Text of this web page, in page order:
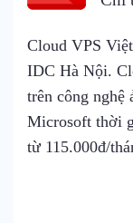
Cloud VPS
IDC Hà Nội.
trên công nghệ
Microsoft thời
từ 115.000đ/